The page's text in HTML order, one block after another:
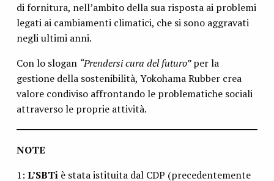
di fornitura, nell’ambito della sua risposta ai problemi
legati ai cambiamenti climatici, che si sono aggravati
negli ultimi anni.
Con lo slogan “Prendersi cura del futuro”per la
gestione della sostenibilità, Yokohama Rubber crea
valore condiviso affrontando le problematiche sociali
attraverso le proprie attività.
NOTE
1: L’SBTiè stata istituita dal CDP (precedentemente